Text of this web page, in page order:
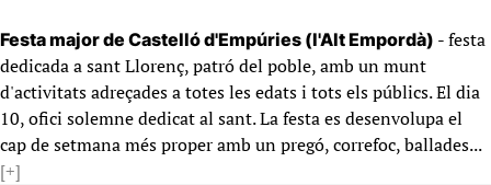
Festa major de Castelló d'Empúries (l'Alt Empordà) - festa
dedicada a sant Llorenç, patró del poble, amb un munt
d'activitats adreçades a totes les edats i tots els públics. El dia
10, ofici solemne dedicat al sant. La festa es desenvolupa el
cap de setmana més proper amb un pregó, correfoc, ballades...
[+]